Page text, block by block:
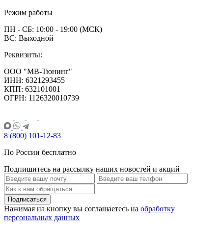
Режим работы
ПН - СБ: 10:00 - 19:00 (МСК)
ВС: Выходной
Реквизиты:
ООО "МВ-Тюнинг"
ИНН: 6321293455
КПП: 632101001
ОГРН: 1126320010739
8 (800) 101-12-83
По России бесплатно
Подпишитесь на рассылку наших новостей и акций
Подписаться
Нажимая на кнопку вы соглашаетесь на обработку
персональных данных